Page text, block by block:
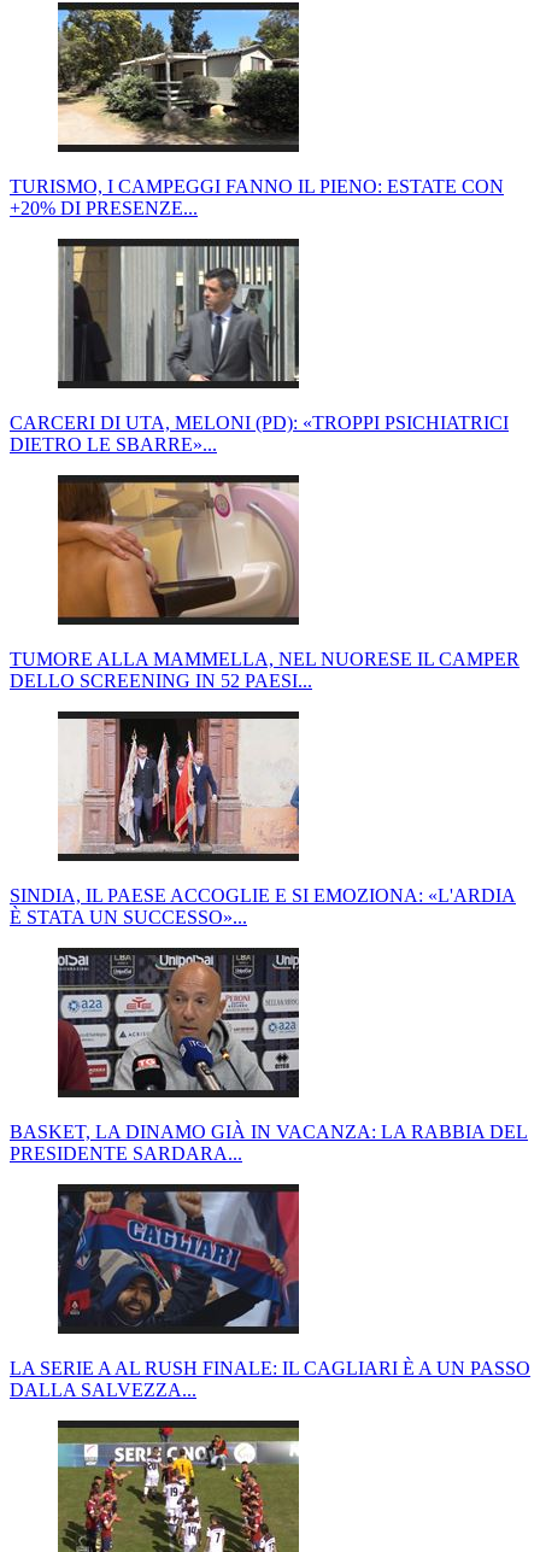
TURISMO, I CAMPEGGI FANNO IL PIENO: ESTATE CON
+20% DI PRESENZE...
CARCERI DI UTA, MELONI (PD): «TROPPI PSICHIATRICI
DIETRO LE SBARRE»...
TUMORE ALLA MAMMELLA, NEL NUORESE IL CAMPER
DELLO SCREENING IN 52 PAESI...
SINDIA, IL PAESE ACCOGLIE E SI EMOZIONA: «L'ARDIA
È STATA UN SUCCESSO»...
BASKET, LA DINAMO GIÀ IN VACANZA: LA RABBIA DEL
PRESIDENTE SARDARA...
LA SERIE A AL RUSH FINALE: IL CAGLIARI È A UN PASSO
DALLA SALVEZZA...